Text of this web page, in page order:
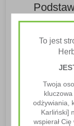
niezwykle
To jest
Twoja
odżywiania,
Karliński]
wspierał